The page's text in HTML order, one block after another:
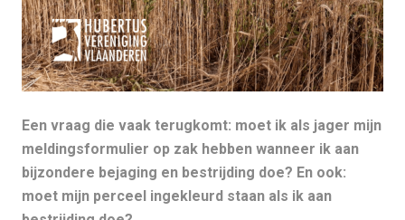
Een vraag die vaak terugkomt: moet ik als jager mijn
meldingsformulier op zak hebben wanneer ik aan
bijzondere bejaging en bestrijding doe? En ook:
moet mijn perceel ingekleurd staan als ik aan